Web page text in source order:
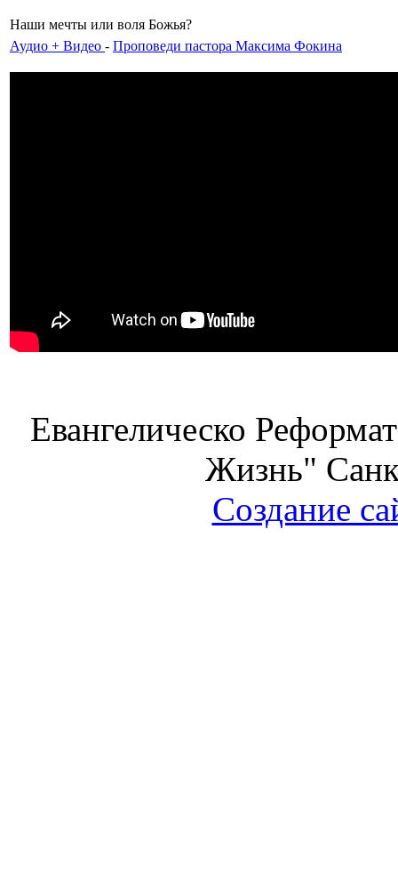
Наши мечты или воля Божья?
Аудио + Видео - Проповеди пастора Максима Фокина
Евангелическо
Жизнь"
Создание